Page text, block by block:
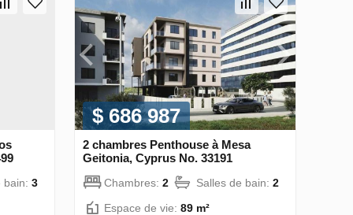
bain: 3
$ 686 987
2 chambres Penthouse à Mesa
Geitonia, Cyprus No. 33191
Chambres: 2 Salles de bain: 2
Espace de vie: 89 m²